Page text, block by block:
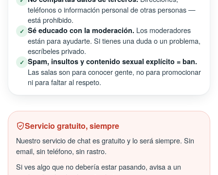
teléfonos o información personal de otras personas —
está prohibido.
✓ Sé educado con la moderación. Los moderadores
están para ayudarte. Si tienes una duda o un problema,
escríbeles privado.
✓ Spam, insultos y contenido sexual explícito = ban.
Las salas son para conocer gente, no para promocionar
ni para faltar al respeto.
Servicio gratuito, siempre
Nuestro servicio de chat es gratuito y lo será siempre. Sin
email, sin teléfono, sin rastro.
Si ves algo que no debería estar pasando, avisa a un